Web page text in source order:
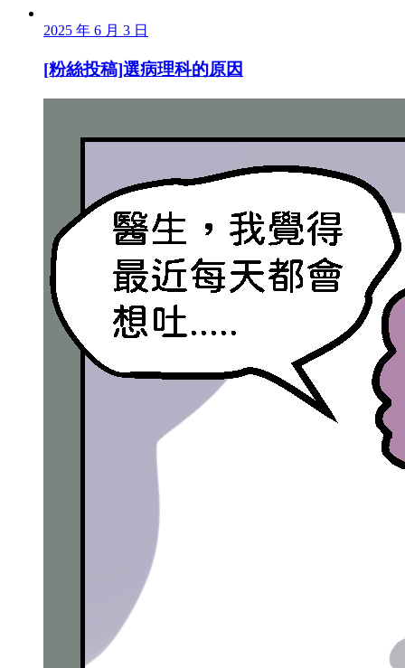
2025 年 6 月 3 日
[粉絲投稿]選病理科的原因